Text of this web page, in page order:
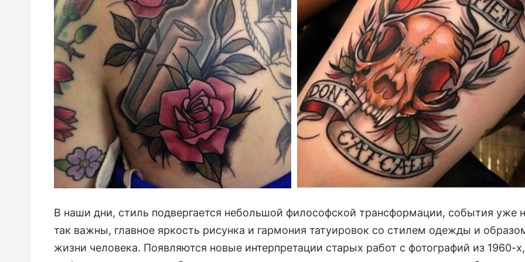
В наши дни, стиль подвергается небольшой философской трансформации, события уже
так важны, главное яркость рисунка и гармония татуировок со стилем одежды и
жизни человека. Появляются новые интерпретации старых работ с фотографий из 1960-х,